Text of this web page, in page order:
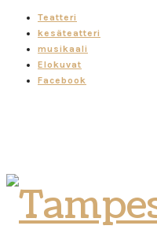
Teatteri
kesäteatteri
musikaali
Elokuvat
Facebook